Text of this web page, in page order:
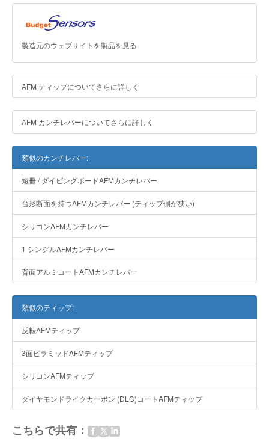
製造元のウェブサイトを製品を見る
AFM ティップについてさらに詳しく
AFM カンチレバーについてさらに詳しく
類似のカンチレバー:
短冊 / ダイビングボードAFMカンチレバー
台形断面を持つAFMカンチレバー (ティップ側が狭い)
シリコンAFMカンチレバー
1 シングルAFMカンチレバー
背面アルミコートAFMカンチレバー
類似のティップ:
反転AFMティップ
3面ピラミッドAFMティップ
シリコンAFMティップ
ダイヤモンドライクカーボン (DLC)コートAFMティップ
こちらで共有：